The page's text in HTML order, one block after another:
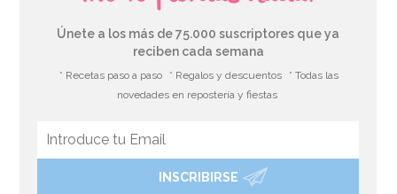
Molde de Silicona Magic Wood
Únete a los más de 75.000 suscriptores que ya
reciben cada semana
* Recetas paso a paso * Regalos y descuentos
* Todas las
novedades en repostería y fiestas
INSCRIBIRSE